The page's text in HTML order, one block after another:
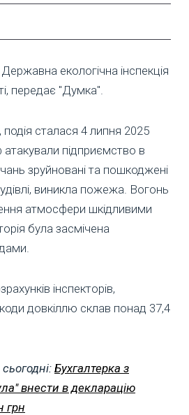
екологічна інспекція
передає "Думка".
сталася 4 липня 2025
підприємство в
зруйновані та пошкоджені
виникла пожежа. Вогонь
атмосфери шкідливими
була засмічена
інспекторів,
довкіллю склав понад 37,4
Бухгалтерка з
внести в декларацію
грн